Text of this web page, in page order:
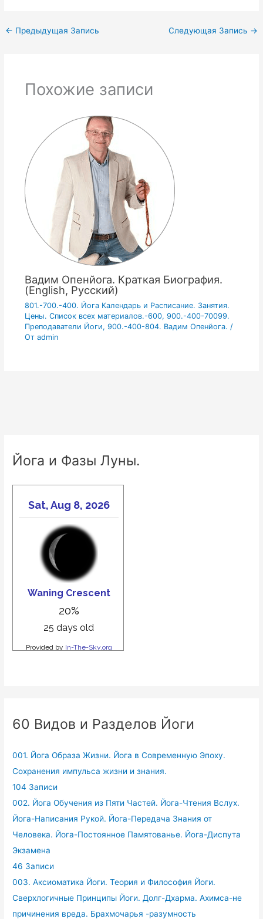
← Предыдущая Запись Следующая Запись →
Похожие записи
Вадим Опенйога. Краткая Биография.
(English, Русский)
801.-700.-400. Йога Календарь и Расписание. Занятия.
Цены. Список всех материалов.-600, 900.-400-70099.
Преподаватели Йоги, 900.-400-804. Вадим Опенйога. /
От admin
Йога и Фазы Луны.
60 Видов и Разделов Йоги
001. Йога Образа Жизни. Йога в Современную Эпоху.
Сохранения импульса жизни и знания.
104 Записи
002. Йога Обучения из Пяти Частей. Йога-Чтения Вслух.
Йога-Написания Рукой. Йога-Передача Знания от
Человека. Йога-Постоянное Памятованье. Йога-Диспута
Экзамена
46 Записи
003. Аксиоматика Йоги. Теория и Философия Йоги.
Сверхлогичные Принципы Йоги. Долг-Дхарма. Ахимса-не
причинения вреда. Брахмочарья -разумность